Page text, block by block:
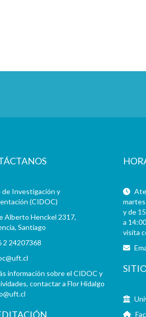
Investigación y
(CIDOC)
Alberto Henckel 2317,
Santiago
2 24207368
información sobre el CIDOC y
contactar a Flor Hidalgo
y de
a
visita